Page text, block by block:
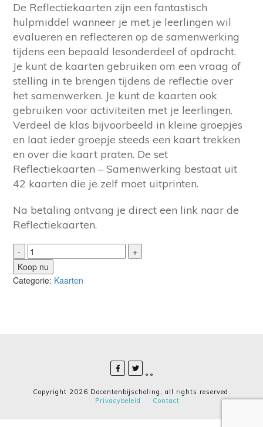
De Reflectiekaarten zijn een fantastisch
hulpmiddel wanneer je met je leerlingen wil
evalueren en reflecteren op de samenwerking
tijdens een bepaald lesonderdeel of opdracht.
Je kunt de kaarten gebruiken om een vraag of
stelling in te brengen tijdens de reflectie over
het samenwerken. Je kunt de kaarten ook
gebruiken voor activiteiten met je leerlingen.
Verdeel de klas bijvoorbeeld in kleine groepjes
en laat ieder groepje steeds een kaart trekken
en over die kaart praten. De set
Reflectiekaarten – Samenwerking bestaat uit
42 kaarten die je zelf moet uitprinten.
Na betaling ontvang je direct een link naar de
Reflectiekaarten.
-
Reflectiekaarten
-
Samenwerking
aantal
+
Koop nu
Categorie: Kaarten
Privacybeleid Contact
Copyright 2026 Docentenbijscholing , all rights reserved.